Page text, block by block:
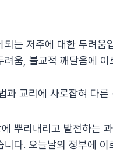
는 저주에 대한 두려움
움, 불교적 깨달음에
과 교리에 사로잡혀 다
뿌리내리고 발전하는
다. 오늘날의 정부에